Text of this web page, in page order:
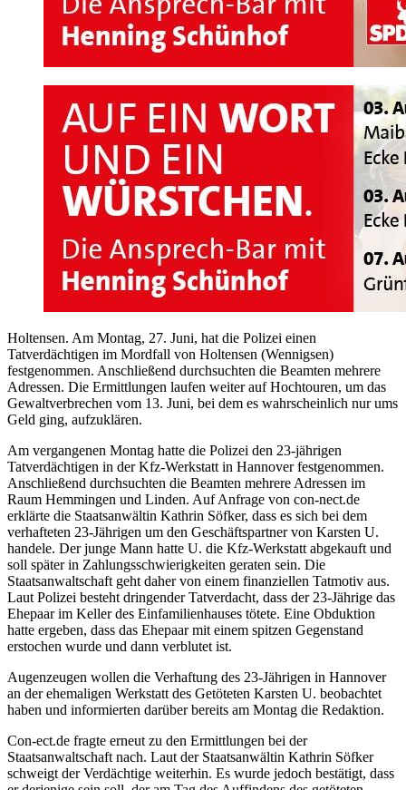
Holtensen. Am Montag, 27. Juni, hat die Polizei einen
Tatverdächtigen im Mordfall von Holtensen (Wennigsen)
festgenommen. Anschließend durchsuchten die Beamten mehrere
Adressen. Die Ermittlungen laufen weiter auf Hochtouren, um das
Gewaltverbrechen vom 13. Juni, bei dem es wahrscheinlich nur ums
Geld ging, aufzuklären.
Am vergangenen Montag hatte die Polizei den 23-jährigen
Tatverdächtigen in der Kfz-Werkstatt in Hannover festgenommen.
Anschließend durchsuchten die Beamten mehrere Adressen im
Raum Hemmingen und Linden. Auf Anfrage von con-nect.de
erklärte die Staatsanwältin Kathrin Söfker, dass es sich bei dem
verhafteten 23-Jährigen um den Geschäftspartner von Karsten U.
handele. Der junge Mann hatte U. die Kfz-Werkstatt abgekauft und
soll später in Zahlungsschwierigkeiten geraten sein. Die
Staatsanwaltschaft geht daher von einem finanziellen Tatmotiv aus.
Laut Polizei besteht dringender Tatverdacht, dass der 23-Jährige das
Ehepaar im Keller des Einfamilienhauses tötete. Eine Obduktion
hatte ergeben, dass das Ehepaar mit einem spitzen Gegenstand
erstochen wurde und dann verblutet ist.
Augenzeugen wollen die Verhaftung des 23-Jährigen in Hannover
an der ehemaligen Werkstatt des Getöteten Karsten U. beobachtet
haben und informierten darüber bereits am Montag die Redaktion.
Con-ect.de fragte erneut zu den Ermittlungen bei der
Staatsanwaltschaft nach. Laut der Staatsanwältin Kathrin Söfker
schweigt der Verdächtige weiterhin. Es wurde jedoch bestätigt, dass